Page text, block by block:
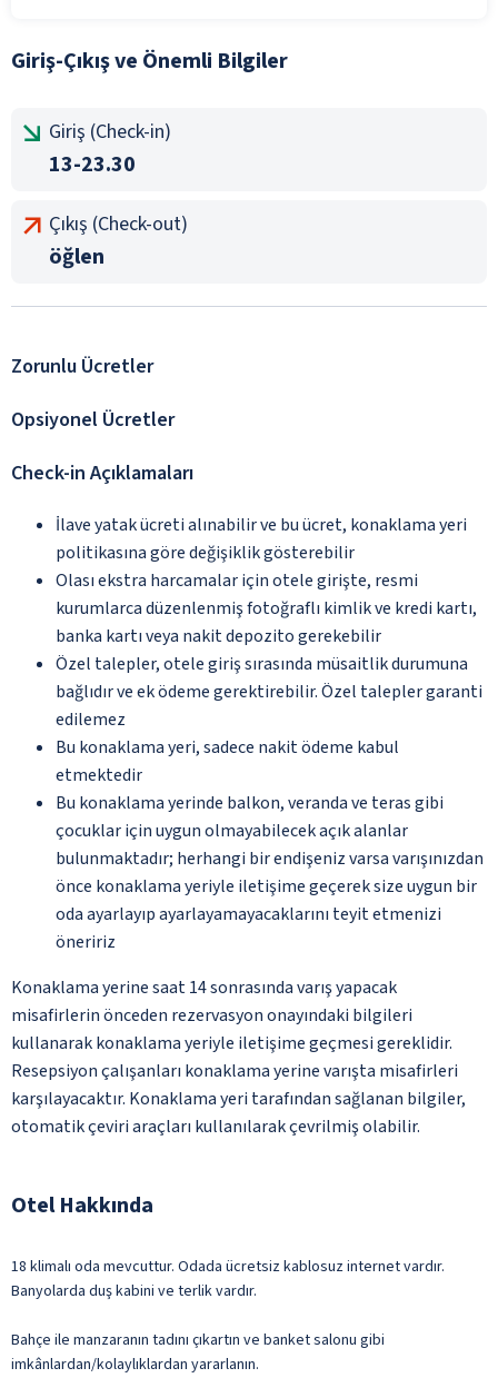
Giriş-Çıkış ve Önemli Bilgiler
Giriş (Check-in)
13-23.30
Çıkış (Check-out)
öğlen
Zorunlu Ücretler
Opsiyonel Ücretler
Check-in Açıklamaları
İlave yatak ücreti alınabilir ve bu ücret, konaklama yeri
politikasına göre değişiklik gösterebilir
Olası ekstra harcamalar için otele girişte, resmi
kurumlarca düzenlenmiş fotoğraflı kimlik ve kredi kartı,
banka kartı veya nakit depozito gerekebilir
Özel talepler, otele giriş sırasında müsaitlik durumuna
bağlıdır ve ek ödeme gerektirebilir. Özel talepler garanti
edilemez
Bu konaklama yeri, sadece nakit ödeme kabul
etmektedir
Bu konaklama yerinde balkon, veranda ve teras gibi
çocuklar için uygun olmayabilecek açık alanlar
bulunmaktadır; herhangi bir endişeniz varsa varışınızdan
önce konaklama yeriyle iletişime geçerek size uygun bir
oda ayarlayıp ayarlayamayacaklarını teyit etmenizi
öneririz
Konaklama yerine saat 14 sonrasında varış yapacak
misafirlerin önceden rezervasyon onayındaki bilgileri
kullanarak konaklama yeriyle iletişime geçmesi gereklidir.
Resepsiyon çalışanları konaklama yerine varışta misafirleri
karşılayacaktır. Konaklama yeri tarafından sağlanan bilgiler,
otomatik çeviri araçları kullanılarak çevrilmiş olabilir.
Otel Hakkında
18 klimalı oda mevcuttur. Odada ücretsiz kablosuz internet vardır.
Banyolarda duş kabini ve terlik vardır.
Bahçe ile manzaranın tadını çıkartın ve banket salonu gibi
imkânlardan/kolaylıklardan yararlanın.